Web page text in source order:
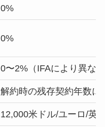
0%
0%
0〜2%（IFAにより異な
解約時の残存契約年数
12,000米ドル/ユーロ/英